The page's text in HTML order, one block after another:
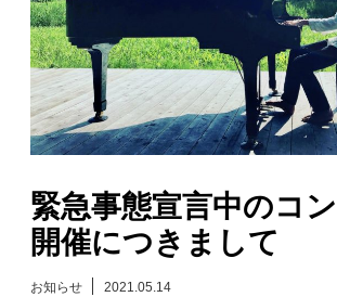
作品
オンライン・ショップ
ギャラリー
日々のレポート
緊急事態宣言中のコ
開催につきまして
お知らせ 2021.05.14